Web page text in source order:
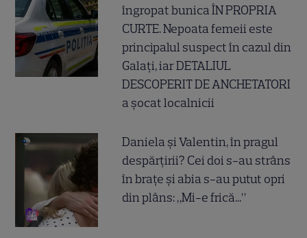
îngropat bunica ÎN PROPRIA
CURTE. Nepoata femeii este
principalul suspect în cazul din
Galați, iar DETALIUL
DESCOPERIT DE ANCHETATORI
a șocat localnicii
Daniela și Valentin, în pragul
despărțirii? Cei doi s-au strâns
în brațe și abia s-au putut opri
din plâns: „Mi-e frică...”